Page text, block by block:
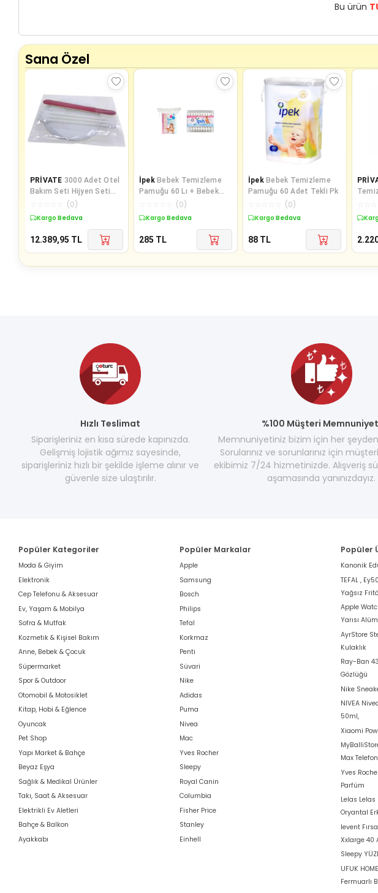
Bu ürün
Sana Özel
PRİVATE 3000 Adet Otel
Bakım Seti Hijyen Seti
Poşetli Makyaj Pamuğu 2
li
(0)
Kargo Bedava
12.389,95 TL
İpek Bebek Temizleme
Pamuğu 60 Lı + Bebek
Kulak Çöp 60 Lı
(0)
Kargo Bedava
285 TL
İpek Bebek Temizleme
Pamuğu 60 Adet Tekli Pk
(0)
Kargo Bedava
88 TL
Hızlı Teslimat
Siparişleriniz en kısa sürede kapınızda.
Gelişmiş lojistik ağımız sayesinde,
siparişleriniz hızlı bir şekilde işleme alınır ve
güvenle size ulaştırılır.
%100 Müşteri
Memnuniyetiniz bizim için her
Sorularınız ve sorunlarınız için
ekibimiz 7/24 hizmetinizde. Alışveriş
aşamasında yanınızdayız.
Popüler Kategoriler
Moda & Giyim
Elektronik
Cep Telefonu & Aksesuar
Ev, Yaşam & Mobilya
Sofra & Mutfak
Kozmetik & Kişisel Bakım
Anne, Bebek & Çocuk
Süpermarket
Spor & Outdoor
Otomobil & Motosiklet
Kitap, Hobi & Eğlence
Oyuncak
Pet Shop
Yapı Market & Bahçe
Beyaz Eşya
Sağlık & Medikal Ürünler
Takı, Saat & Aksesuar
Elektrikli Ev Aletleri
Bahçe & Balkon
Ayakkabı
Popüler Markalar
Apple
Samsung
Bosch
Philips
Tefal
Korkmaz
Penti
Süvari
Nike
Adidas
Puma
Nivea
Mac
Yves Rocher
Sleepy
Royal Canin
Columbia
Fisher Price
Stanley
Einhell
Popüler
Kanonik
TEFAL ,
Yağsız
Apple
Yarısı
AyrStore
Kulaklık
Ray-Ban
Gözlüğü
Nike
NIVEA
50ml,
Xiaomi
Max Telefon
Yves
Parfüm
Lelas Lelas
Oryantal
levent
Xxlarge 40
Sleepy
UFUK
Fermuarlı